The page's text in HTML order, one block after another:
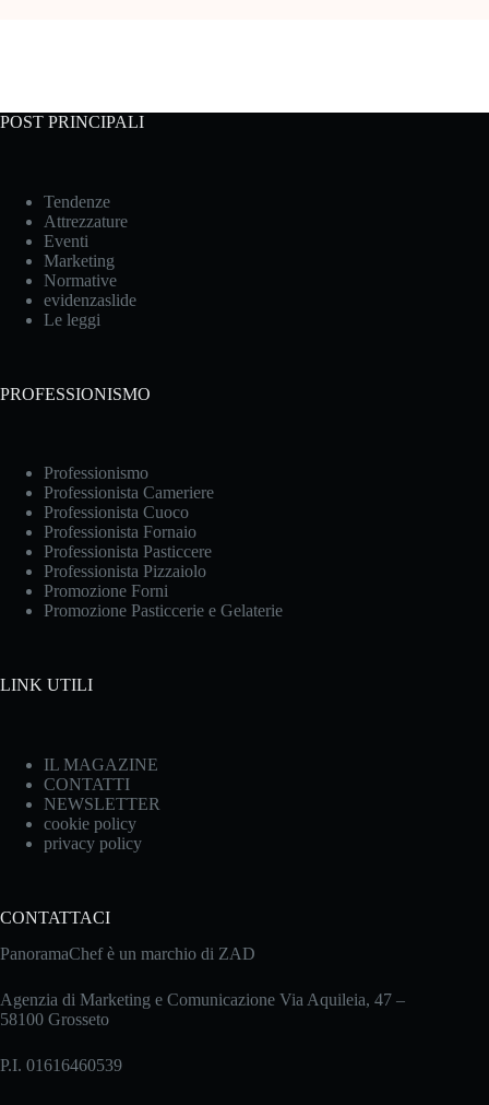
POST PRINCIPALI
Tendenze
Attrezzature
Eventi
Marketing
Normative
evidenzaslide
Le leggi
PROFESSIONISMO
Professionismo
Professionista Cameriere
Professionista Cuoco
Professionista Fornaio
Professionista Pasticcere
Professionista Pizzaiolo
Promozione Forni
Promozione Pasticcerie e Gelaterie
LINK UTILI
IL MAGAZINE
CONTATTI
NEWSLETTER
cookie policy
privacy policy
CONTATTACI
PanoramaChef è un marchio di ZAD
Agenzia di Marketing e Comunicazione Via Aquileia, 47 –
58100 Grosseto
P.I. 01616460539